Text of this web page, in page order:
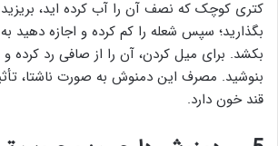
کتری کوچک که نصف آن را آب کرده اید،
بکشد. برای میل کردن، آن را از صافی رد
بنوشید. مصرف این دمنوش به صورت ناشتا،
قند خون دارد.